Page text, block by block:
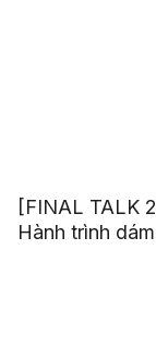
[FINAL TALK
Hành trình